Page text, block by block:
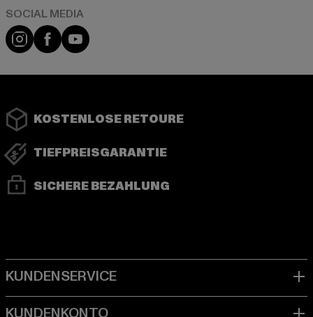
Instagram
FacebookYouTube
KOSTENLOSE RETOURE
TIEFPREISGARANTIE
SICHERE BEZAHLUNG